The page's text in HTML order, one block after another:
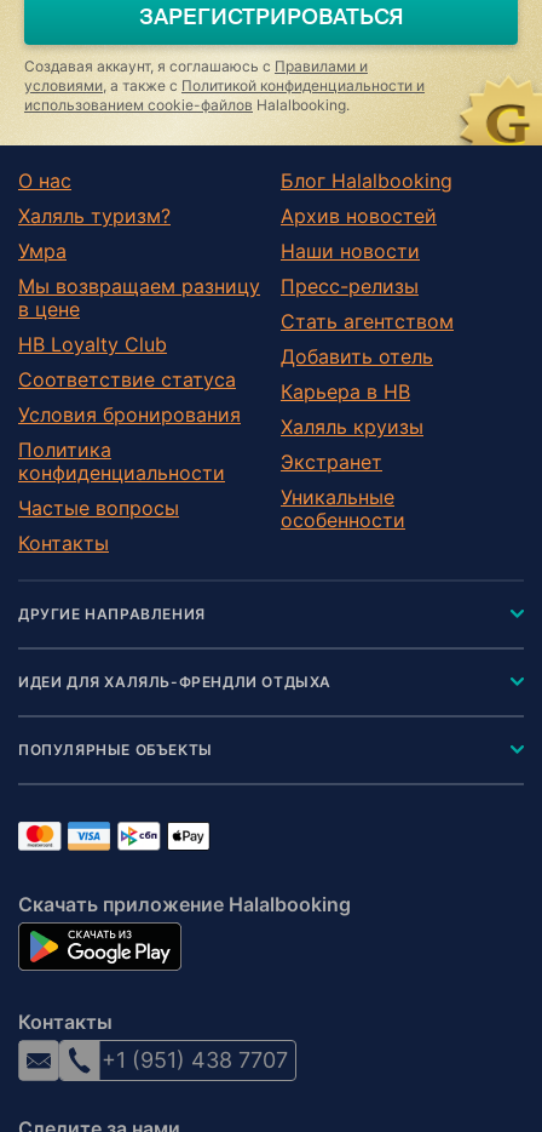
ignore
this
field
ЗАРЕГИСТРИРОВАТЬСЯ
Создавая аккаунт, я соглашаюсь с Правилами и
условиями , а также с Политикой конфиденциальности и
использованием cookie-файлов Halalbooking.
О нас
Халяль туризм?
Умра
Мы возвращаем разницу
в цене
HB Loyalty Club
Соответствие статуса
Условия бронирования
Политика
конфиденциальности
Частые вопросы
Контакты
Блог Halalbooking
Архив новостей
Наши новости
Пресс-релизы
Стать агентством
Добавить отель
Карьера в HB
Халяль круизы
Экстранет
Уникальные
особенности
ДРУГИЕ НАПРАВЛЕНИЯ
ИДЕИ ДЛЯ ХАЛЯЛЬ-ФРЕНДЛИ ОТДЫХА
ПОПУЛЯРНЫЕ ОБЪЕКТЫ
Скачать приложение Halalbooking
Контакты
+1 (951) 438 7707